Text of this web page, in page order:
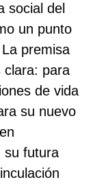
social del
un punto
premisa
clara: para
de vida
su nuevo
su futura